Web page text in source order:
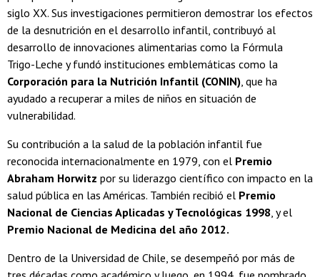
siglo XX. Sus investigaciones permitieron demostrar los efectos
de la desnutrición en el desarrollo infantil, contribuyó al
desarrollo de innovaciones alimentarias como la Fórmula
Trigo-Leche y fundó instituciones emblemáticas como la
Corporación para la Nutrición Infantil (CONIN) , que ha
ayudado a recuperar a miles de niños en situación de
vulnerabilidad.
Su contribución a la salud de la población infantil fue
reconocida internacionalmente en 1979, con el Premio
Abraham Horwitz por su liderazgo científico con impacto en la
salud pública en las Américas. También recibió el Premio
Nacional de Ciencias Aplicadas y Tecnológicas 1998 , y el
Premio Nacional de Medicina del año 2012.
Dentro de la Universidad de Chile, se desempeñó por más de